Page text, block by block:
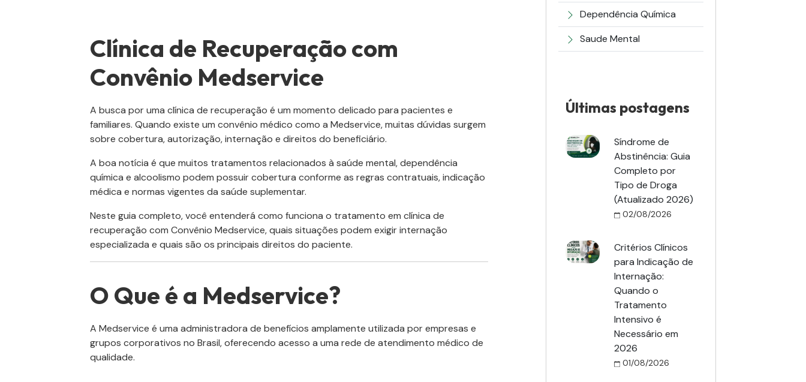
Clínica de Recuperação com
Convênio Medservice
A busca por uma clínica de recuperação é um momento delicado para pacientes e
familiares. Quando existe um convênio médico como a Medservice, muitas dúvidas surgem
sobre cobertura, autorização, internação e direitos do beneficiário.
A boa notícia é que muitos tratamentos relacionados à saúde mental, dependência
química e alcoolismo podem possuir cobertura conforme as regras contratuais, indicação
médica e normas vigentes da saúde suplementar.
Neste guia completo, você entenderá como funciona o tratamento em clínica de
recuperação com Convênio Medservice, quais situações podem exigir internação
especializada e quais são os principais direitos do paciente.
O Que é a Medservice?
A Medservice é uma administradora de benefícios amplamente utilizada por empresas e
grupos corporativos no Brasil, oferecendo acesso a uma rede de atendimento médico de
qualidade.
Dependência Química
Saude Mental
Últimas postagens
Síndrome de
Abstinência: Guia
Completo por
Tipo de Droga
(Atualizado 2026)
02/08/2026
Critérios Clínicos
para Indicação de
Internação:
Quando o
Tratamento
Intensivo é
Necessário em
2026
01/08/2026